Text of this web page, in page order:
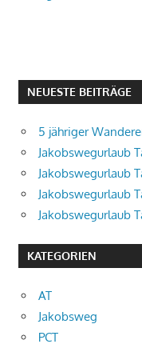
NEUESTE BEITRÄGE
5 jähriger
Jakobswegurlaub
Jakobswegurlaub
Jakobswegurlaub
Jakobswegurlaub
KATEGORIEN
AT
Jakobsweg
PCT